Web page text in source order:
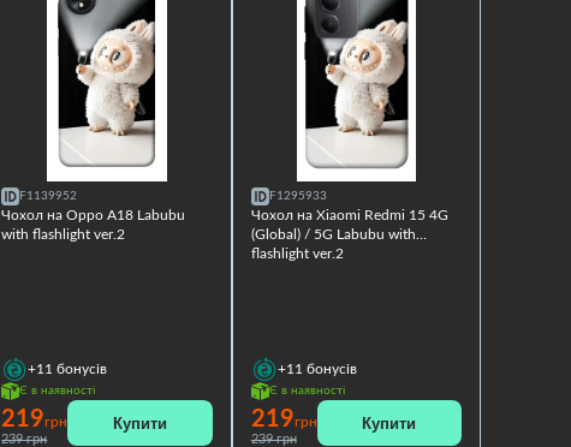
F1139952
Чохол на Oppo A18 Labubu
with flashlight ver.2
+11 бонусів
Є в наявності
219грн
239 грн
Купити
F1295933
Чохол на Xiaomi Redmi 15 4G
(Global) / 5G Labubu with
flashlight ver.2
+11 бонусів
Є в наявності
219грн
239 грн
Купити